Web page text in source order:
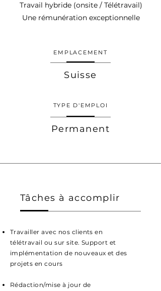
Travail hybride (onsite / Télétravail)
Une rémunération exceptionnelle
EMPLACEMENT
Suisse
TYPE D'EMPLOI
Permanent
Tâches à accomplir
Travailler avec nos clients en
télétravail ou sur site. Support et
implémentation de nouveaux et des
projets en cours
Rédaction/mise à jour de